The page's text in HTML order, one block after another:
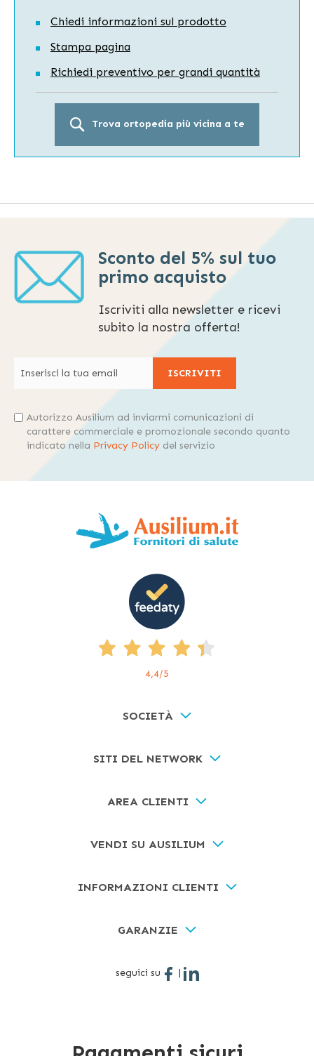
Chiedi informazioni sul prodotto
Stampa pagina
Richiedi preventivo per grandi quantità
Trova ortopedia più vicina a te
Sconto del 5% sul tuo
primo acquisto
Iscriviti alla newsletter e ricevi
subito la nostra offerta!
ISCRIVITI
Autorizzo Ausilium ad inviarmi comunicazioni di
carattere commerciale e promozionale secondo quanto
indicato nella Privacy Policy del servizio
4,4/5
SOCIETÀ
SITI DEL NETWORK
AREA CLIENTI
VENDI SU AUSILIUM
INFORMAZIONI CLIENTI
GARANZIE
seguici su |